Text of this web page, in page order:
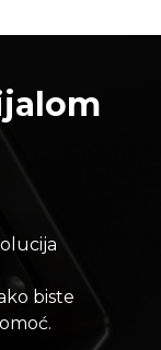
biste